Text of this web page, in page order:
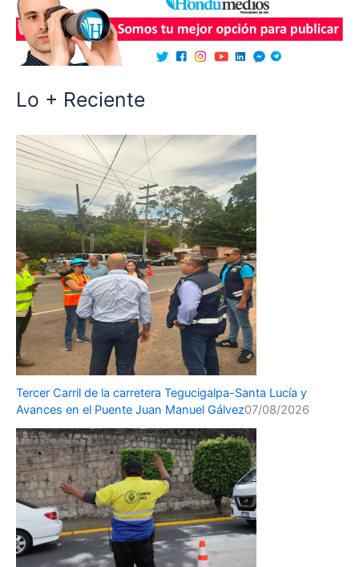
Lo + Reciente
Tercer Carril de la carretera Tegucigalpa-Santa Lucía y
Avances en el Puente Juan Manuel Gálvez07/08/2026